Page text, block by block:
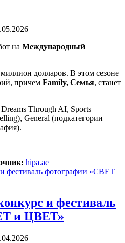
на Международный
долларов. В этом сезоне
причем Family, Семья, станет
Through AI, Sports
General (подкатегории —
hipa.ae
и фестиваль
и ЦВЕТ»